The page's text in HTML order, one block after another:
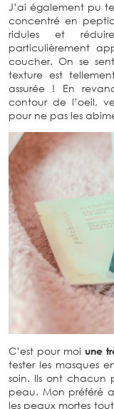
J’ai également pu
concentré en
ridules et
particulièrement
coucher. On se
texture est
assurée ! En
contour de l’oeil,
pour ne pas les
C’est pour moi une
tester les masques
soin. Ils ont
peau. Mon préféré
les peaux mortes